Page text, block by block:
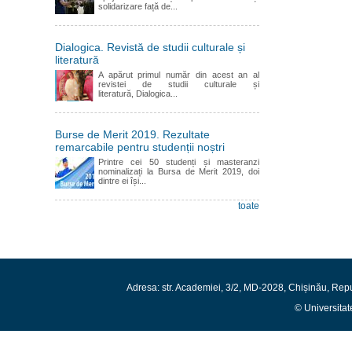
solidarizare față de...
Dialogica. Revistă de studii culturale și
literatură
A apărut primul număr din acest an al
revistei de studii culturale și
literatură, Dialogica...
Burse de Merit 2019. Rezultate
remarcabile pentru studenții noștri
Printre cei 50 studenți și masteranzi
nominalizați la Bursa de Merit 2019, doi
dintre ei își...
toate
Adresa: str. Academiei, 3/2, MD-2028, Chișinău,
©